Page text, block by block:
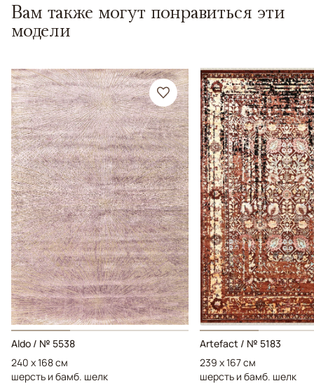
Вам также могут понравиться эти
модели
Aldo / № 5538
240 x 168 см
шерсть и бамб. шелк
Artefact / № 5183
239 x 167 см
шерсть и бамб. шелк